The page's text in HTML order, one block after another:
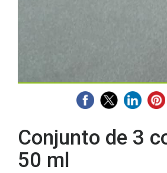
Conjunto de 3
50 ml